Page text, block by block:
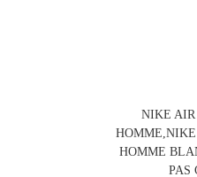
NIKE
HOMME
PAS